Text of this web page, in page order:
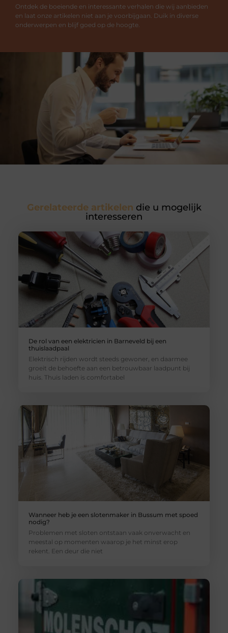
Ontdek de boeiende en interessante verhalen die wij aanbieden
en laat onze artikelen niet aan je voorbijgaan. Duik in diverse
onderwerpen en blijf goed op de hoogte.
Gerelateerde artikelen die u mogelijk
interesseren
De rol van een elektricien in Barneveld bij een
thuislaadpaal
Elektrisch rijden wordt steeds gewoner, en daarmee
groeit de behoefte aan een betrouwbaar laadpunt bij
huis. Thuis laden is comfortabel
Wanneer heb je een slotenmaker in Bussum met spoed
nodig?
Problemen met sloten ontstaan vaak onverwacht en
meestal op momenten waarop je het minst erop
rekent. Een deur die niet